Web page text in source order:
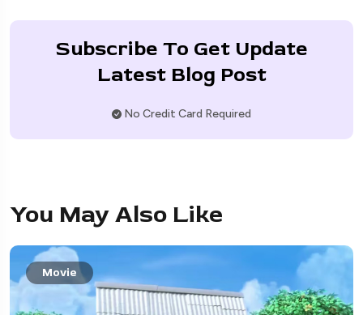
Subscribe To Get Update
Latest Blog Post
No Credit Card Required
You May Also Like
Movie